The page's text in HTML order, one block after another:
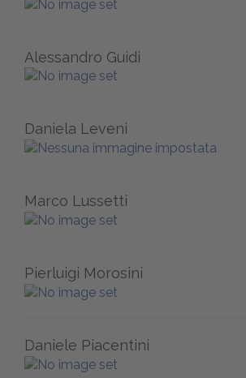
Alessandro Guidi
Daniela Leveni
Marco Lussetti
Pierluigi Morosini
Daniele Piacentini